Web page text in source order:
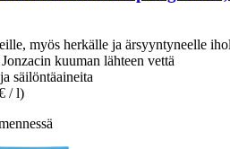
myös herkälle ja ärsyyntyneelle
kuuman lähteen vettä
säilöntäaineita
/ l)